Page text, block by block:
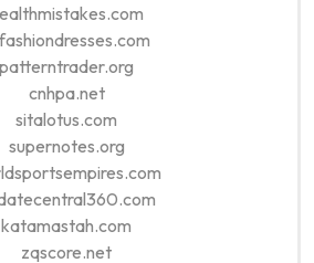
patterntrader.org
cnhpa.net
sitalotus.com
supernotes.org
katamastah.com
zqscore.net